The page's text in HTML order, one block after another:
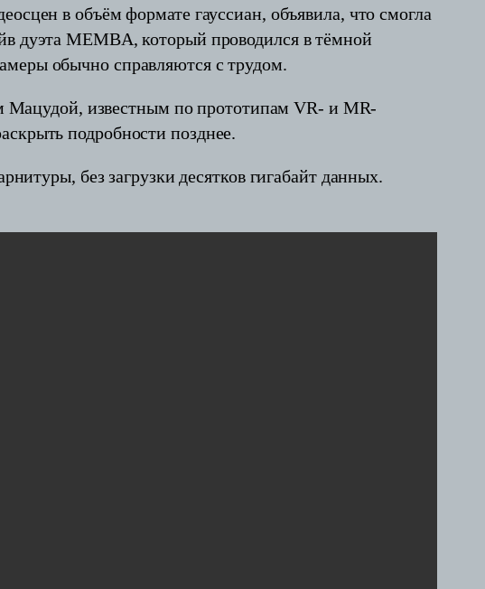
в объём формате гауссиан, объявила, что смогла
дуэта MEMBA, который проводился в тёмной
обычно справляются с трудом.
Мацудой, известным по прототипам VR- и MR-
подробности позднее.
без загрузки десятков гигабайт данных.